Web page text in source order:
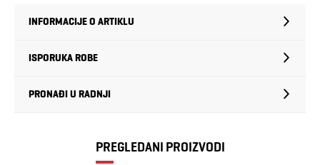
INFORMACIJE O ARTIKLU
ISPORUKA ROBE
PRONAĐI U RADNJI
PREGLEDANI PROIZVODI